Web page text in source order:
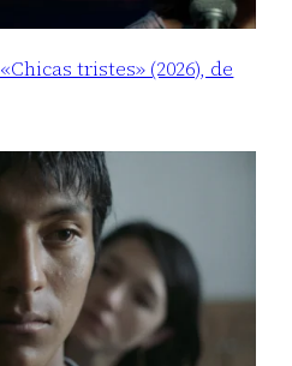
tristes» (2026), de